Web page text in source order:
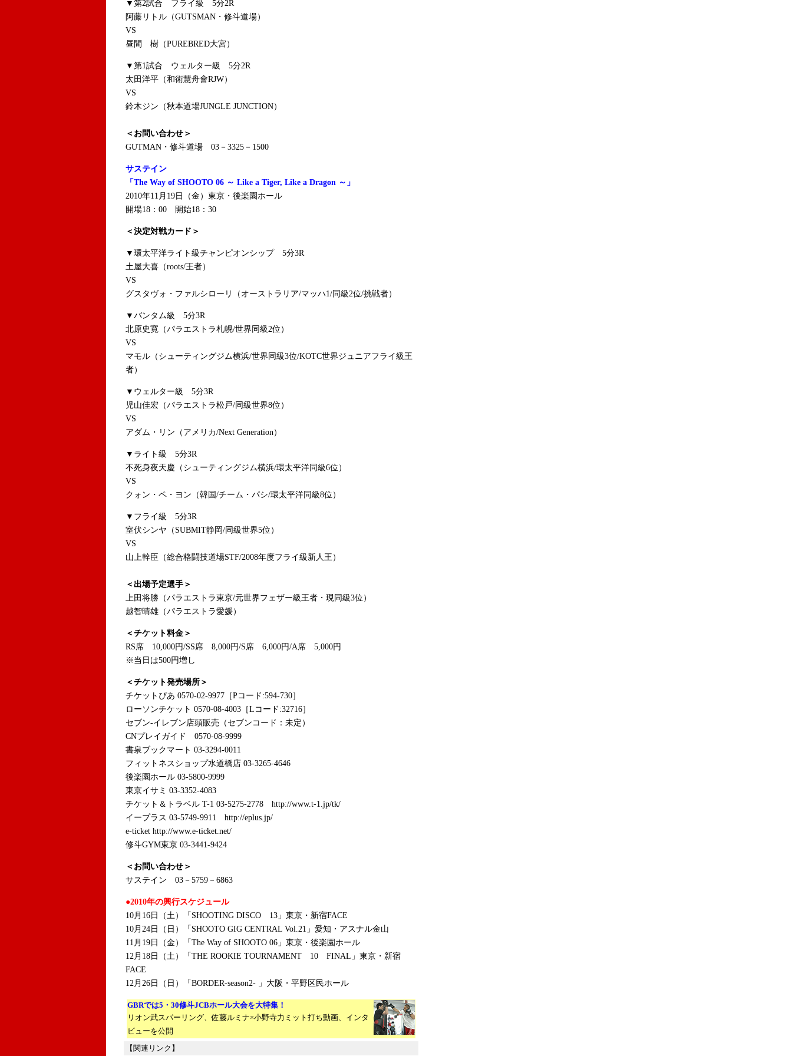
▼第2試合 フライ級 5分2R
阿藤リトル（GUTSMAN・修斗道場）
VS
昼間 樹（PUREBRED大宮）
▼第1試合 ウェルター級 5分2R
太田洋平（和術慧舟會RJW）
VS
鈴木ジン（秋本道場JUNGLE JUNCTION）
＜お問い合わせ＞
GUTMAN・修斗道場 03－3325－1500
サステイン
「The Way of SHOOTO 06 ～ Like a Tiger, Like a Dragon ～」
2010年11月19日（金）東京・後楽園ホール
開場18：00 開始18：30
＜決定対戦カード＞
▼環太平洋ライト級チャンピオンシップ 5分3R
土屋大喜（roots/王者）
VS
グスタヴォ・ファルシローリ（オーストラリア/マッハ1/同級2位/挑戦者）
▼バンタム級 5分3R
北原史寛（パラエストラ札幌/世界同級2位）
VS
マモル（シューティングジム横浜/世界同級3位/KOTC世界ジュニアフライ級王
者）
▼ウェルター級 5分3R
児山佳宏（パラエストラ松戸/同級世界8位）
VS
アダム・リン（アメリカ/Next Generation）
▼ライト級 5分3R
不死身夜天慶（シューティングジム横浜/環太平洋同級6位）
VS
クォン・ペ・ヨン（韓国/チーム・パシ/環太平洋同級8位）
▼フライ級 5分3R
室伏シンヤ（SUBMIT静岡/同級世界5位）
VS
山上幹臣（総合格闘技道場STF/2008年度フライ級新人王）
＜出場予定選手＞
上田将勝（パラエストラ東京/元世界フェザー級王者・現同級3位）
越智晴雄（パラエストラ愛媛）
＜チケット料金＞
RS席 10,000円/SS席 8,000円/S席 6,000円/A席 5,000円
※当日は500円増し
＜チケット発売場所＞
チケットぴあ 0570-02-9977［Pコード:594-730］
ローソンチケット 0570-08-4003［Lコード:32716］
セブン-イレブン店頭販売（セブンコード：未定）
CNプレイガイド 0570-08-9999
書泉ブックマート 03-3294-0011
フィットネスショップ水道橋店 03-3265-4646
後楽園ホール 03-5800-9999
東京イサミ 03-3352-4083
チケット＆トラベル T-1 03-5275-2778 http://www.t-1.jp/tk/
イープラス 03-5749-9911 http://eplus.jp/
e-ticket http://www.e-ticket.net/
修斗GYM東京 03-3441-9424
＜お問い合わせ＞
サステイン 03－5759－6863
●2010年の興行スケジュール
10月16日（土）「SHOOTING DISCO 13」東京・新宿FACE
10月24日（日）「SHOOTO GIG CENTRAL Vol.21」愛知・アスナル金山
11月19日（金）「The Way of SHOOTO 06」東京・後楽園ホール
12月18日（土）「THE ROOKIE TOURNAMENT 10 FINAL」東京・新宿
FACE
12月26日（日）「BORDER-season2- 」大阪・平野区民ホール
GBRでは5・30修斗JCBホール大会を大特集！
リオン武スパーリング、佐藤ルミナ×小野寺力ミット打ち動画、インタ
ビューを公開
【関連リンク】